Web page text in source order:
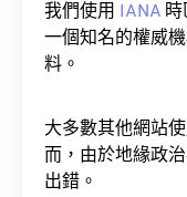
我們使用 IANA
一個知名的權威
料。
大多數其他網站
而，由於地緣政
出錯。